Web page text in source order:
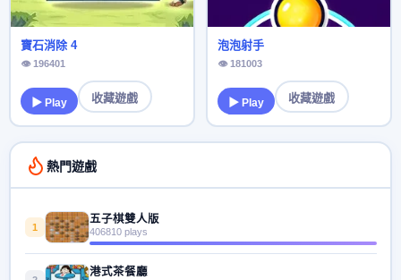
寶石消除 4
👁 196401
▶ Play 收藏遊戲
泡泡射手
👁 181003
▶ Play 收藏遊戲
熱門遊戲
1
五子棋雙人版
406810 plays
港式茶餐廳